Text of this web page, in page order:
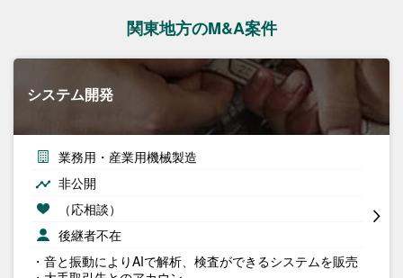
関東地方のM&A案件
システム開発
業務用・産業用機械製造
非公開
（応相談）
後継者不在
・音と振動によりAIで解析、検査ができるシステムを販売